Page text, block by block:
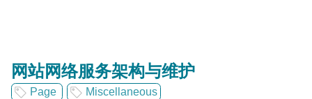
网站网络服务架构与维护
Page Miscellaneous